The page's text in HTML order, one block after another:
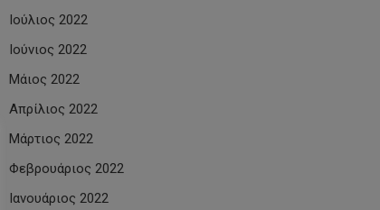
Ιούλιος 2022
Ιούνιος 2022
Μάιος 2022
Απρίλιος 2022
Μάρτιος 2022
Φεβρουάριος 2022
Ιανουάριος 2022